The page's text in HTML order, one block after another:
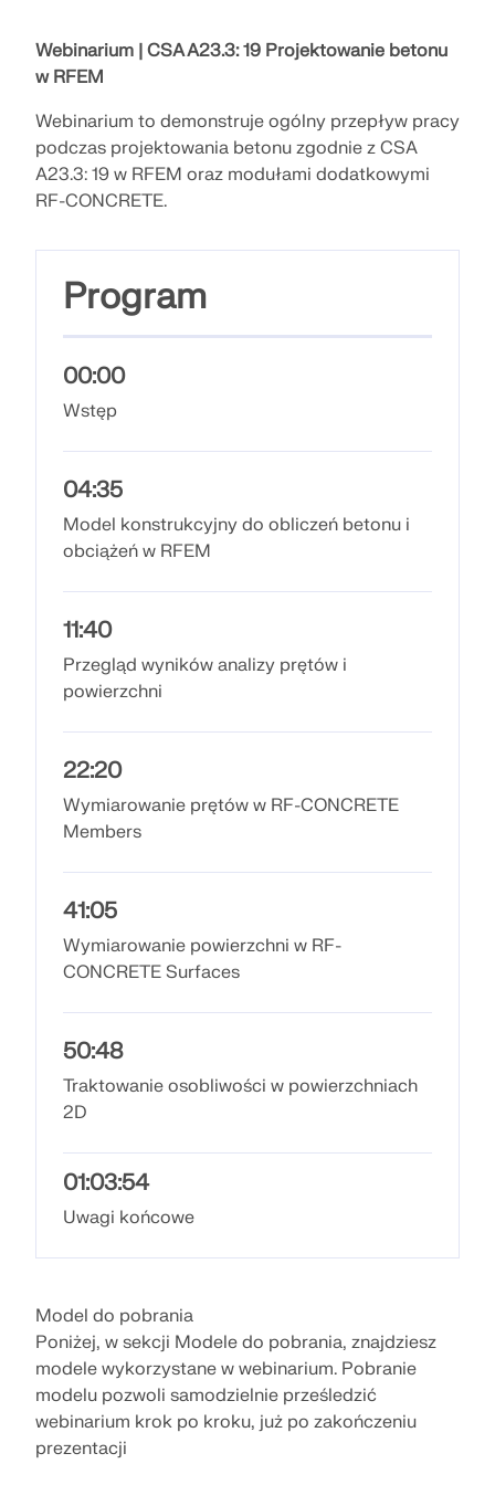
Oprogramowanie CFD do cyfrowych tuneli
aerodynamicznych
Dlubal API
automatyzacji
Indeks
Pierwsze kroki
Zastosowania
Obiekty modelu
Abonamenty i ceny
Przykłady
MES dla połączeń stalowych
Projektuj i analizuj połączenia stalowe za pomocą
CBFEM, zgodnie z EN 1993‑1‑8 i AISC 360, w pełni
zintegrowane z RFEM 6 dla szybszych,
dokładniejszych przepływów pracy w inżynierii
DOWIEDZ SIĘ WIĘCEJ
Narzędzie Geo-Zone
TECHNICZNEJ
UZYSKAJ BEZPŁATNĄ LICENCJĘ
SKONTAKTUJ SIĘ Z WSPARCIEM TECHNICZNYM
karierę na nowe wyżyny.
Webinarium | CSA A23.3: 19 Projektowanie betonu
w RFEM
Webinarium to demonstruje ogólny przepływ pracy
podczas projektowania betonu zgodnie z CSA
A23.3: 19 w RFEM oraz modułami dodatkowymi
RF-CONCRETE.
Program
00:00
Wstęp
04:35
Model konstrukcyjny do obliczeń betonu i
obciążeń w RFEM
11:40
Przegląd wyników analizy prętów i
powierzchni
22:20
Wymiarowanie prętów w RF-CONCRETE
Members
41:05
Wymiarowanie powierzchni w RF-
CONCRETE Surfaces
50:48
Traktowanie osobliwości w powierzchniach
2D
01:03:54
Uwagi końcowe
Model do pobrania
Poniżej, w sekcji Modele do pobrania, znajdziesz
modele wykorzystane w webinarium. Pobranie
modelu pozwoli samodzielnie prześledzić
webinarium krok po kroku, już po zakończeniu
prezentacji